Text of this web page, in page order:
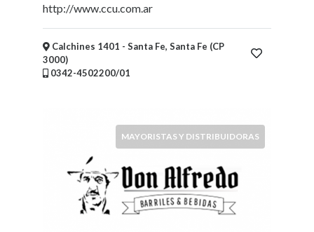
http://www.ccu.com.ar
Calchines 1401 - Santa Fe, Santa Fe (CP
3000)
0342-4502200/01
MAYORISTAS Y DISTRIBUIDORAS